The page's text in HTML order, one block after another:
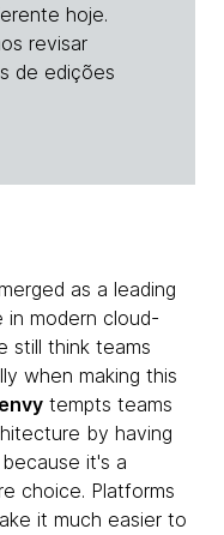
hoje.
revisar
de edições
as a leading
in modern cloud-
still think teams
when making this
tempts teams
by having
it's a
choice. Platforms
it much easier to